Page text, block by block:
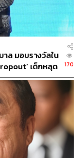
าล มอบรางวัลใน
เด็กหลุด
170